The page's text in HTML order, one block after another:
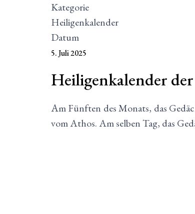
Kategorie
Heiligenkalender
Datum
5. Juli 2025
Heiligenkalender
Αm Fünften des Monats, das
vom Athos. Am selben Tag, das